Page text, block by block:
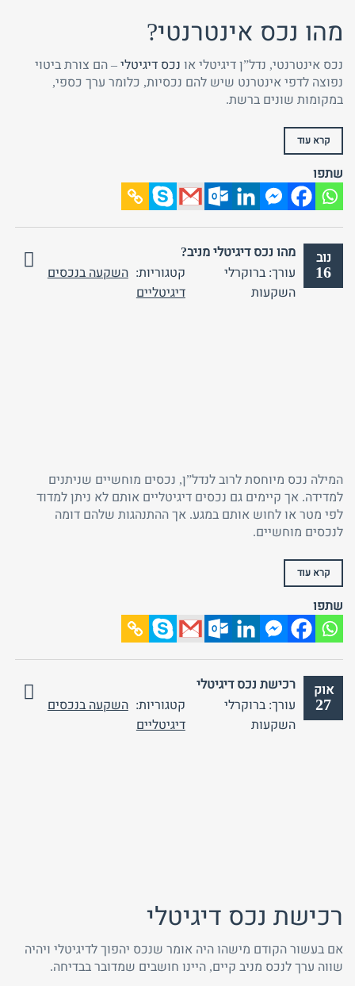
מהו נכס אינטרנטי?
נכס אינטרנטי, נדל”ן דיגיטלי או נכס דיגיטלי – הם צורת ביטוי
נפוצה לדפי אינטרנט שיש להם נכסיות, כלומר ערך כספי,
במקומות שונים ברשת.
קרא עוד
שתפו
נוב
16
מהו נכס דיגיטלי מניב?
עורך: ברוקרלי
השקעות
קטגוריות: השקעה בנכסים
דיגיטליים
המילה נכס מיוחסת לרוב לנדל”ן, נכסים מוחשיים שניתנים
למדידה. אך קיימים גם נכסים דיגיטליים אותם לא ניתן למדוד
לפי מטר או לחוש אותם במגע. אך ההתנהגות שלהם דומה
לנכסים מוחשיים.
קרא עוד
שתפו
אוק
27
רכישת נכס דיגיטלי
עורך: ברוקרלי
השקעות
קטגוריות: השקעה בנכסים
דיגיטליים
רכישת נכס דיגיטלי
אם בעשור הקודם מישהו היה אומר שנכס יהפוך לדיגיטלי ויהיה
שווה ערך לנכס מניב קיים, היינו חושבים שמדובר בבדיחה.